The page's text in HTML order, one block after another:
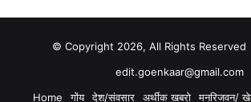
© Copyright 2026, All Rights
edit.goenkaar@gmail.com
Home
गोंय देश/संवसार अर्थीक खबरो मनरिजवन/